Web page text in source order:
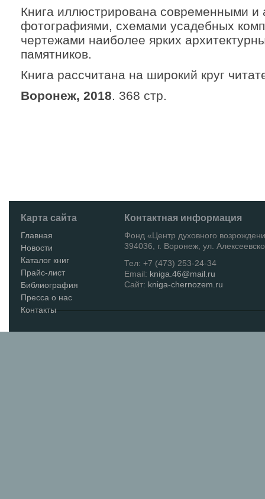
Книга иллюстрирована современными и
фотографиями, схемами усадебных
чертежами наиболее ярких
памятников.
Книга рассчитана на широкий круг
Воронеж, 2018. 368 стр.
Карта сайта
Главная
Новости
Каталог книг
Прайс-лист
Библиография
Пресса о нас
Контакты
Контактная информация
Фонд «Центр духовного
394036, г. Воронеж, ул.
Тел: +7 (473) 253-24-34
Email: kniga.46@mail.ru
Сайт: kniga-chernozem.ru